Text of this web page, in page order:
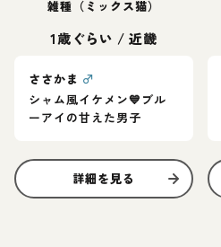
雑種（ミックス猫）
1歳ぐらい /近畿
ささかま ♂
シャム風イケメン💙ブル
ーアイの甘えた男子
詳細を見る